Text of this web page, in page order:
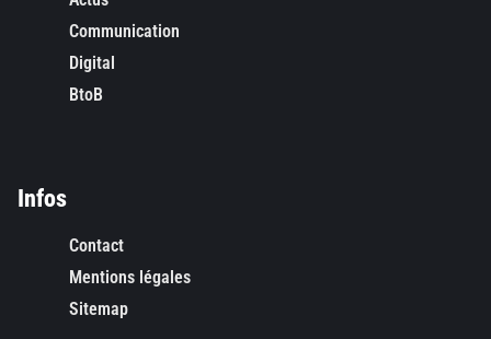
Communication
Digital
BtoB
Infos
Contact
Mentions légales
Sitemap